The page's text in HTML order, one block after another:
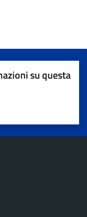
su questa